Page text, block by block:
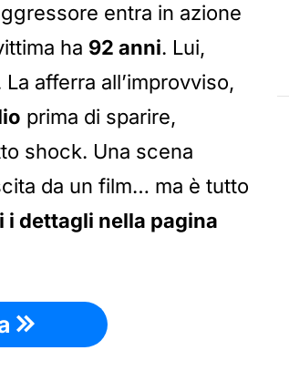
entra in azione
ha 92 anni. Lui,
La afferra all’improvviso,
prima di sparire,
shock. Una scena
da un film… ma è tutto
i dettagli nella pagina